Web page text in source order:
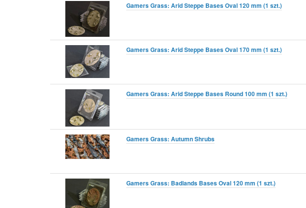
Gamers Grass: Arid Steppe Bases Oval 120 mm (1 szt.)
Gamers Grass: Arid Steppe Bases Oval 170 mm (1 szt.)
Gamers Grass: Arid Steppe Bases Round 100 mm (1 szt.)
Gamers Grass: Autumn Shrubs
Gamers Grass: Badlands Bases Oval 120 mm (1 szt.)